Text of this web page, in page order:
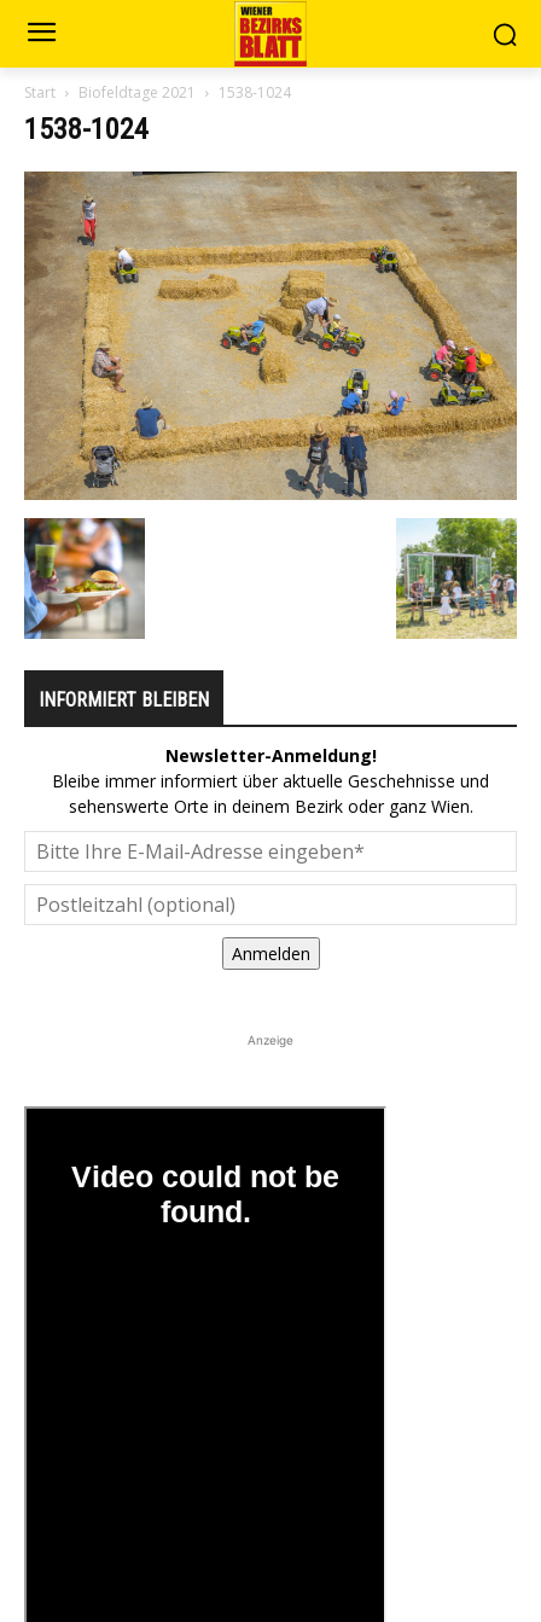
Start Biofeldtage 2021 1538-1024
1538-1024
INFORMIERT BLEIBEN
Newsletter-Anmeldung!
Bleibe immer informiert über aktuelle Geschehnisse und
sehenswerte Orte in deinem Bezirk oder ganz Wien.
Anmelden
Anzeige